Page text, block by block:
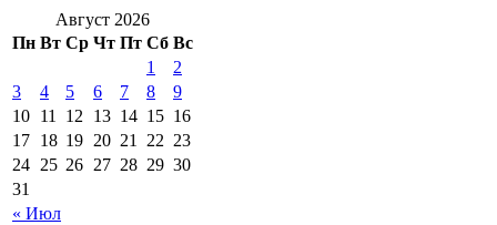
Август 2026
Пн Вт Ср Чт Пт Сб Вс
« Июл
1
2
3
4 5 6 7 8
9
10 11 12 13 14 15 16
17 18 19 20 21 22 23
24 25 26 27 28 29 30
31